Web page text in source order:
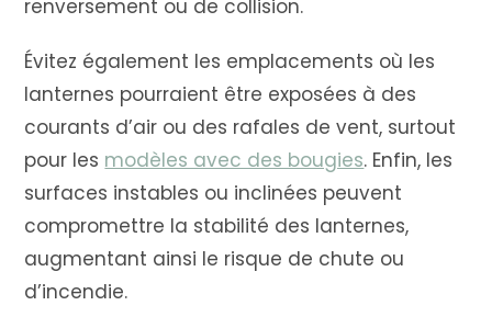
renversement ou de collision.
Évitez également les emplacements où les
lanternes pourraient être exposées à des
courants d’air ou des rafales de vent, surtout
pour les modèles avec des bougies. Enfin, les
surfaces instables ou inclinées peuvent
compromettre la stabilité des lanternes,
augmentant ainsi le risque de chute ou
d’incendie.